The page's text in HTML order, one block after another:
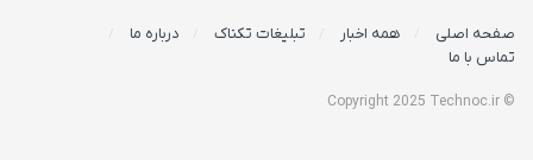
صفحه اصلی همه اخبار تبلیغات تکناک
درباره ما
تماس با ما
© Copyright 2025 Technoc.ir